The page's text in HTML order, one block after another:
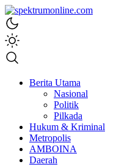
spektrumonline.com
Berita Utama
Nasional
Politik
Pilkada
Hukum & Kriminal
Metropolis
AMBOINA
Daerah